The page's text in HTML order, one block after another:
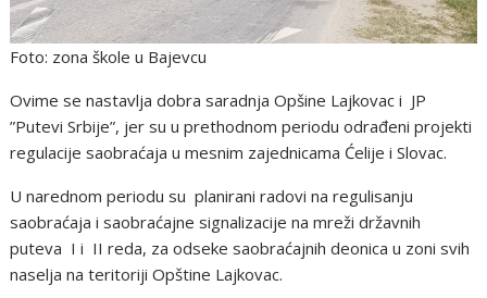
Foto: zona škole u Bajevcu
Ovime se nastavlja dobra saradnja Opšine Lajkovac i JP
”Putevi Srbije”, jer su u prethodnom periodu odrađeni projekti
regulacije saobraćaja u mesnim zajednicama Ćelije i Slovac.
U narednom periodu su planirani radovi na regulisanju
saobraćaja i saobraćajne signalizacije na mreži državnih
puteva I i II reda, za odseke saobraćajnih deonica u zoni svih
naselja na teritoriji Opštine Lajkovac.